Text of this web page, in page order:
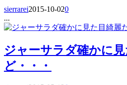
sierrarei2015-10-020
...
ジャーサラダ確かに
ど・・・